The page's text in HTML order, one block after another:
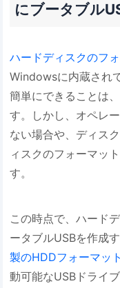
にブータブル
ハードディスクのフ
Windowsに内蔵され
簡単にできることは
す。しかし、オペレ
ない場合や、ディス
ィスクのフォーマッ
す。
この時点で、ハード
ータブルUSBを作成
製のHDDフォーマッ
動可能なUSBドライ